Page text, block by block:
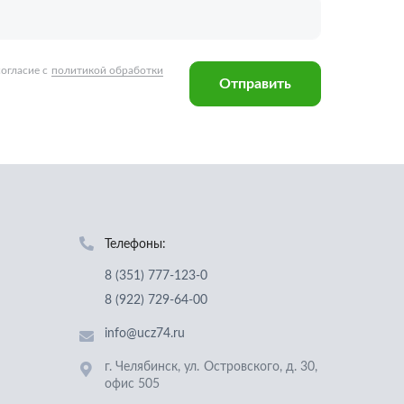
8 (351) 777-123-0
8 (922) 729-64-00
info@ucz74.ru
г. Челябинск
офис 505